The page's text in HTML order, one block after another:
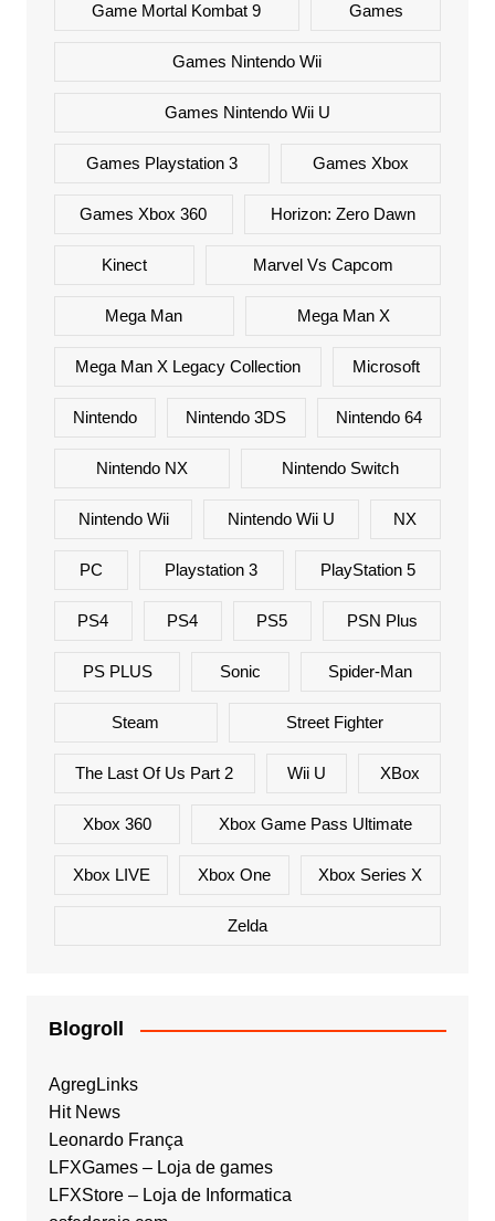
Game Mortal Kombat 9 Games
Games Nintendo Wii
Games Nintendo Wii U
Games Playstation 3 Games Xbox
Games Xbox 360 Horizon: Zero Dawn
Kinect Marvel Vs Capcom
Mega Man Mega Man X
Mega Man X Legacy Collection Microsoft
Nintendo Nintendo 3DS Nintendo 64
Nintendo NX Nintendo Switch
Nintendo Wii Nintendo Wii U NX
PC Playstation 3 PlayStation 5
PS4 PS4 PS5 PSN Plus
PS PLUS Sonic Spider-Man
Steam Street Fighter
The Last Of Us Part 2 Wii U XBox
Xbox 360 Xbox Game Pass Ultimate
Xbox LIVE Xbox One Xbox Series X
Zelda
Blogroll
AgregLinks
Hit News
Leonardo França
LFXGames – Loja de games
LFXStore – Loja de Informatica